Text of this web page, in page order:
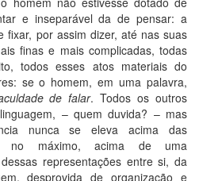
e inseparável da de pensar: a
fixar, por assim dizer, até nas suas
finas e mais complicadas, todas
todos esses atos materiais do
se o homem, em uma palavra,
de falar. Todos os outros
– quem duvida? – mas
nunca se eleva acima das
no máximo, acima de uma
representações entre si, da
desprovida de organização e